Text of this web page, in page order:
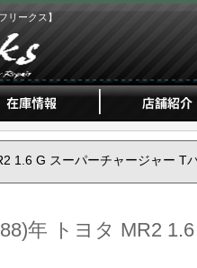
リークス】
1.6 G スーパーチャージャー T
年 トヨタ MR2